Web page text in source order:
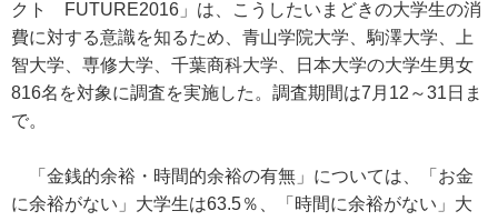
クト FUTURE2016」は、こうしたいまどきの大学生の消
費に対する意識を知るため、青山学院大学、駒澤大学、上
智大学、専修大学、千葉商科大学、日本大学の大学生男女
816名を対象に調査を実施した。調査期間は7月12～31日ま
で。
「金銭的余裕・時間的余裕の有無」については、「お金
に余裕がない」大学生は63.5％、「時間に余裕がない」大